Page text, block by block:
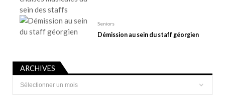
Seniors
Démission au sein du staff géorgien
ARCHIVES
Archives